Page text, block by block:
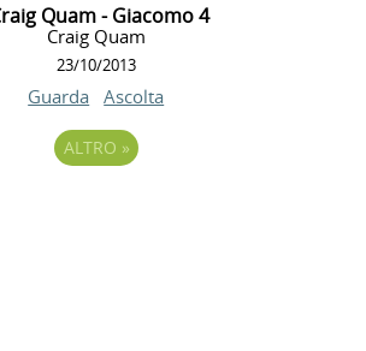
Quam - Giacomo 4
Craig Quam
23/10/2013
Guarda Ascolta
ALTRO »